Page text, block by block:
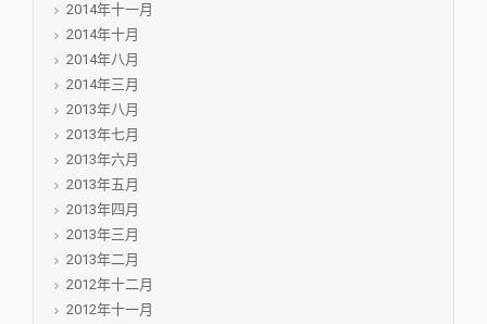
2014年十一月
2014年十月
2014年八月
2014年三月
2013年八月
2013年七月
2013年六月
2013年五月
2013年四月
2013年三月
2013年二月
2012年十二月
2012年十一月